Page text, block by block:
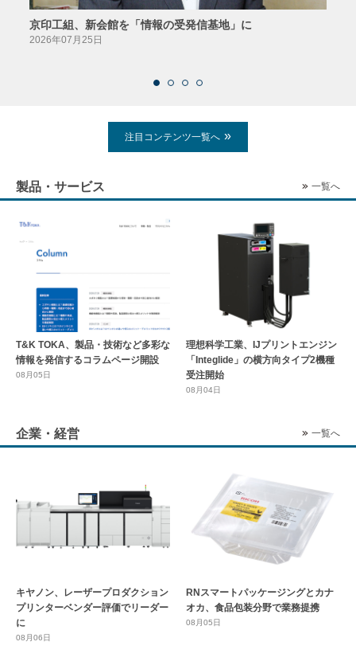
京印工組、新会館を「情報の受発信基地」に
2026年07月25日
注目コンテンツ一覧へ
製品・サービス 一覧へ
T&K TOKA、製品・技術など多彩な
情報を発信するコラムページ開設
08月05日
理想科学工業、IJプリントエンジン
「Integlide」の横方向タイプ2機種
受注開始
08月04日
企業・経営 一覧へ
キヤノン、レーザープロダクション
プリンターベンダー評価でリーダー
に
08月06日
RNスマートパッケージングとカナ
オカ、食品包装分野で業務提携
08月05日